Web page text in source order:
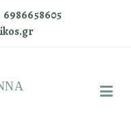
6986658605